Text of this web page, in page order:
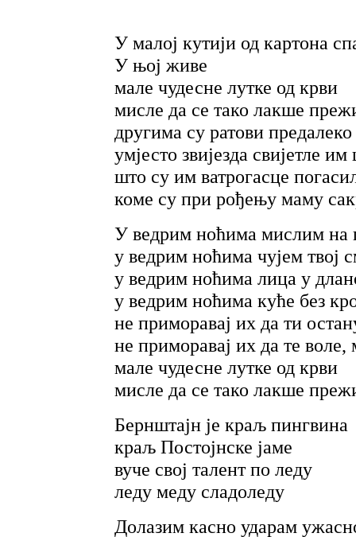
У малој кутији од картона
У њој живе
мале чудесне лутке од крви
мисле да се тако лакше
другима су ратови
умјесто звијезда свијетле
што су им ватрогасце
коме су при рођењу маму
У ведрим ноћима мислим на
у ведрим ноћима чујем твој
у ведрим ноћима лица у
у ведрим ноћима куће без
не приморавај их да ти
не приморавај их да те воле,
мале чудесне лутке од крви
мисле да се тако лакше
Бернштајн је краљ пингвина
краљ Постојнске јаме
вуче свој талент по леду
леду меду сладоледу
Долазим касно ударам